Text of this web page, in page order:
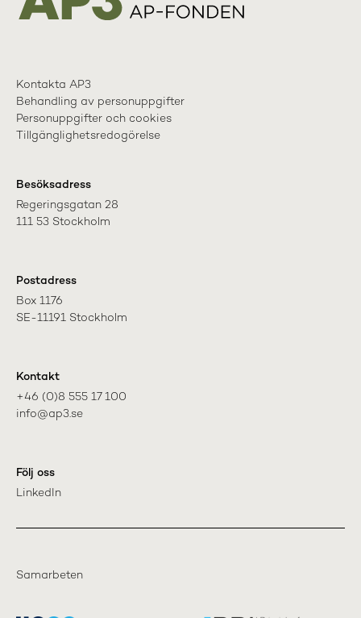
Kontakta AP3
Behandling av personuppgifter
Personuppgifter och cookies
Tillgänglighetsredogörelse
Besöksadress
Regeringsgatan 28
111 53 Stockholm
Postadress
Box 1176
SE-11191 Stockholm
Kontakt
+46 (0)8 555 17 100
info@ap3.se
Följ oss
LinkedIn
Samarbeten